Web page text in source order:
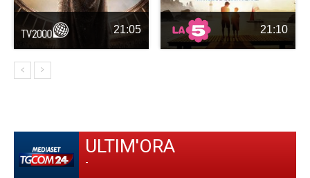
21:05 21:10
ULTIM'ORA
-